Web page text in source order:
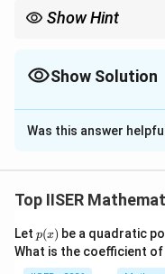
Show Hint
स्वतंत्र रूप से जुड़ी हो सकती
Show Solution
The Correct
Solution and
यह प्रश्न संबंध एवं फलन
और संक्रामक
हमें समतल में स्थित वृत्तों के
Was this answer
Top IISER
Let p
(x)
p(x) be a quadratic
What is the coefficient of